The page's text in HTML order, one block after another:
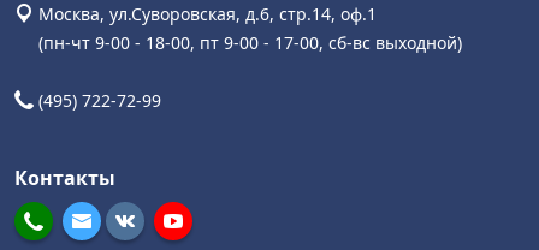
Москва, ул.Суворовская, д.6, стр.14, оф.1
(пн-чт 9-00 - 18-00, пт 9-00 - 17-00, сб-вс выходной)
(495) 722-72-99
Контакты